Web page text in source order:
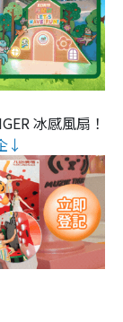
冰感風扇！
↓